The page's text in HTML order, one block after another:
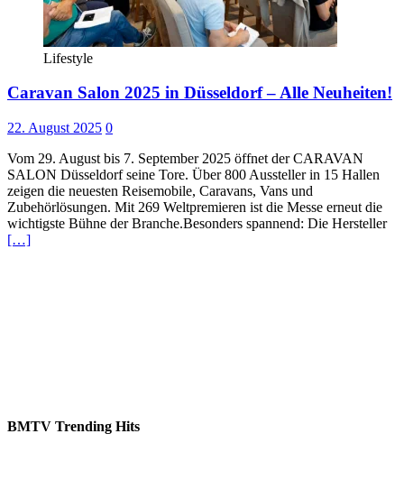
Lifestyle
Caravan Salon 2025 in Düsseldorf – Alle Neuheiten!
22. August 2025 0
Vom 29. August bis 7. September 2025 öffnet der CARAVAN
SALON Düsseldorf seine Tore. Über 800 Aussteller in 15 Hallen
zeigen die neuesten Reisemobile, Caravans, Vans und
Zubehörlösungen. Mit 269 Weltpremieren ist die Messe erneut die
wichtigste Bühne der Branche.Besonders spannend: Die Hersteller
[…]
BMTV Trending Hits